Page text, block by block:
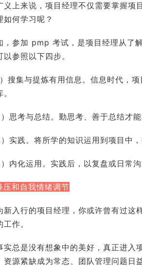
义上来说，项目经理不仅需要掌握项
如何学习呢？
，参加 pmp 考试，是项目经理从了
以参照以下四步。
）搜集与提炼有用信息。信息时代，
）思考与总结。勤思考、善于总结才
）实践。将所学的知识运用到项目中，
）内化运用。实践后，以复盘或日常
压和自我情绪调节
新入行的项目经理，你或许曾有过这
工作。
实总是没有想象中的美好，真正进入
资源紧缺成为常态、团队管理问题日